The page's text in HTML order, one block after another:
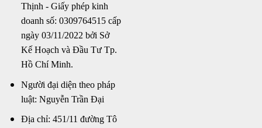
Thịnh - Giấy phép kinh
doanh số: 0309764515 cấp
ngày 03/11/2022 bởi Sở
Kế Hoạch và Đầu Tư Tp.
Hồ Chí Minh.
Người đại diện theo pháp
luật: Nguyễn Trần Đại
Địa chỉ: 451/11 đường Tô